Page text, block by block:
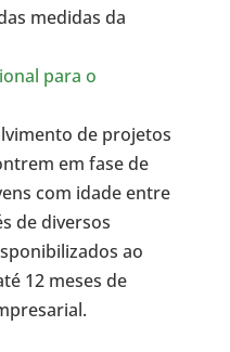
medidas da
para o
de projetos
em fase de
com idade entre
de diversos
ao
12 meses de